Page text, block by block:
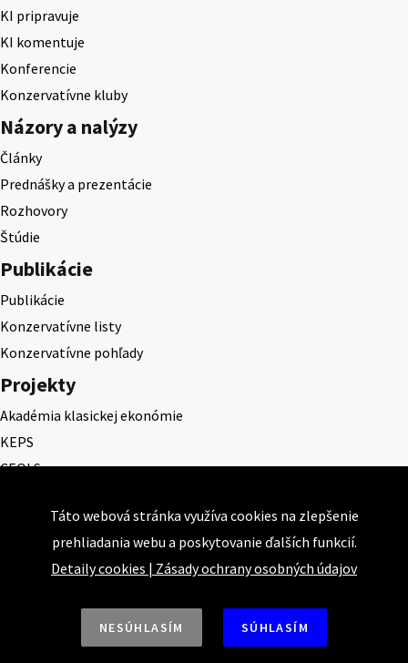
KI pripravuje
KI komentuje
Konferencie
Konzervatívne kluby
Názory a nalýzy
Články
Prednášky a prezentácie
Rozhovory
Štúdie
Publikácie
Publikácie
Konzervatívne listy
Konzervatívne pohľady
Projekty
Akadémia klasickej ekonómie
KEPS
CEQLS
Cena Ernesta Valka
Študentská esej
Deň daňového odbremenenia
Táto webová stránka využíva cookies na zlepšenie
prehliadania webu a poskytovanie ďalších funkcií.
Detaily cookies | Zásady ochrany osobných údajov
NESÚHLASÍM SÚHLASÍM